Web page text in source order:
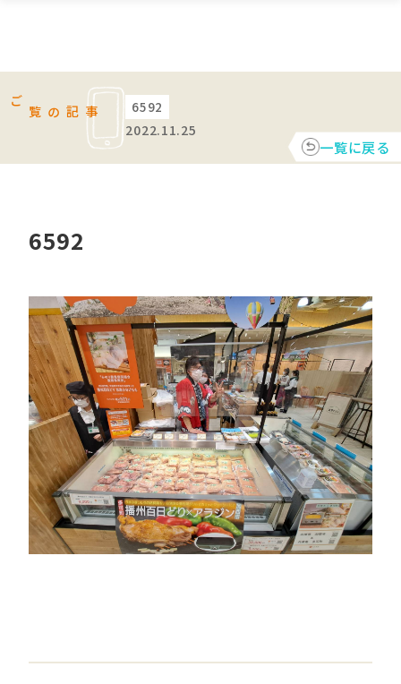
ご覧の記事
6592
2022.11.25
一覧に戻る
6592